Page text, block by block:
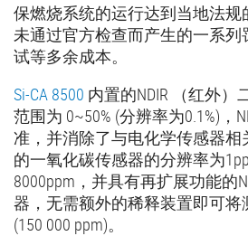
保燃烧系统的运行达到当地法规
未通过官方检查而产生的一系
试等多余成本。
Si-CA 8500 内置的NDIR （红外
范围为 0~50% (分辨率为0.1%)，
准，并消除了与电化学传感器
的一氧化碳传感器的分辨率为
8000ppm，并具有再扩展功能的
器，无需额外的稀释装置即可将
(150 000 ppm)。